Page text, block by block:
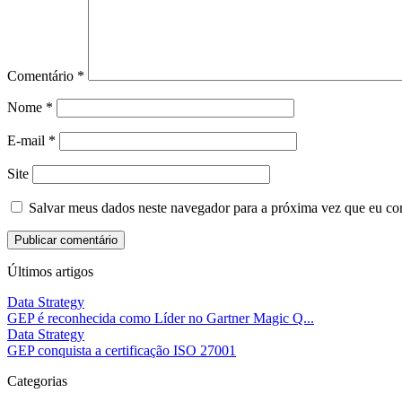
Comentário *
Nome *
E-mail *
Site
Salvar meus dados neste navegador para a próxima vez que eu
Últimos artigos
Data Strategy
GEP é reconhecida como Líder no Gartner Magic Q...
Data Strategy
GEP conquista a certificação ISO 27001
Categorias